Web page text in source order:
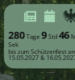
280Tage9Std46
Sek
bis zum Schützenfest
15.05.2027 &